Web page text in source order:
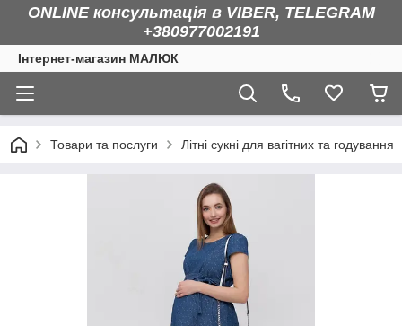
ONLINE консультація в VIBER, TELEGRAM
+380977002191
Інтернет-магазин МАЛЮК
Товари та послуги Літні сукні для вагітних та годування